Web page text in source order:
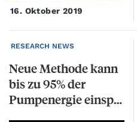
16. Oktober 2019
RESEARCH NEWS
Neue Methode kann
bis zu 95% der
Pumpenergie einsparen